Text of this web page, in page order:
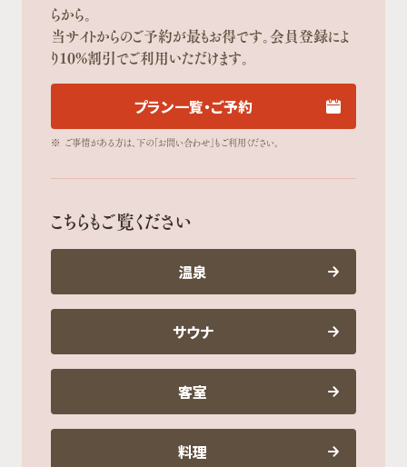
らから。
当サイトからのご予約が最もお得です。会員登録によ
り10%割引でご利用いただけます。
プラン一覧・ご予約
※ ご事情がある方は、下の「お問い合わせ」もご利用ください。
こちらもご覧ください
温泉
サウナ
客室
料理